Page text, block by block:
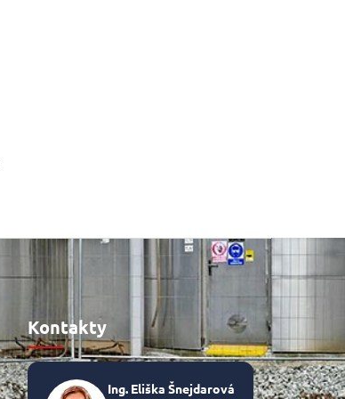
Kontakty
Ing. Eliška Šnejdarová